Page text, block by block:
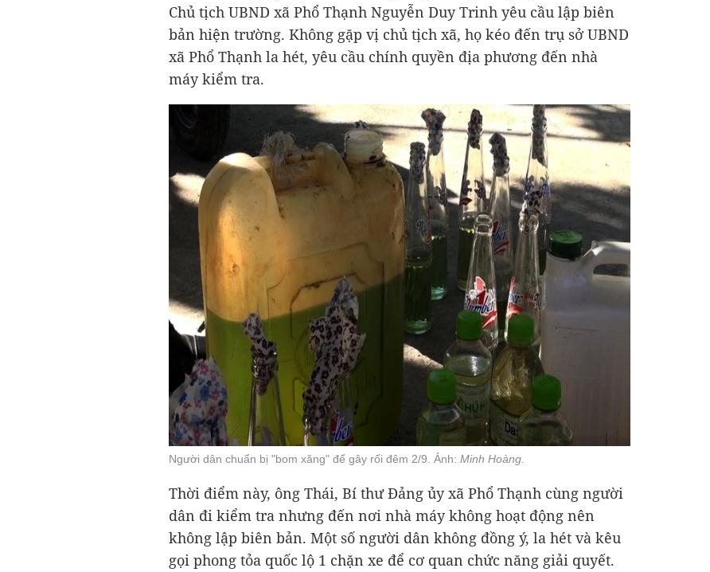
Chủ tịch UBND xã Phổ Thạnh Nguyễn Duy Trinh yêu cầu lập biên
bản hiện trường. Không gặp vị chủ tịch xã, họ kéo đến trụ sở UBND
xã Phổ Thạnh la hét, yêu cầu chính quyền địa phương đến nhà
máy kiểm tra.
Người dân chuẩn bị "bom xăng" để gây rối đêm 2/9. Ảnh: Minh Hoàng.
Thời điểm này, ông Thái, Bí thư Đảng ủy xã Phổ Thạnh cùng người
dân đi kiểm tra nhưng đến nơi nhà máy không hoạt động nên
không lập biên bản. Một số người dân không đồng ý, la hét và kêu
gọi phong tỏa quốc lộ 1 chặn xe để cơ quan chức năng giải quyết.